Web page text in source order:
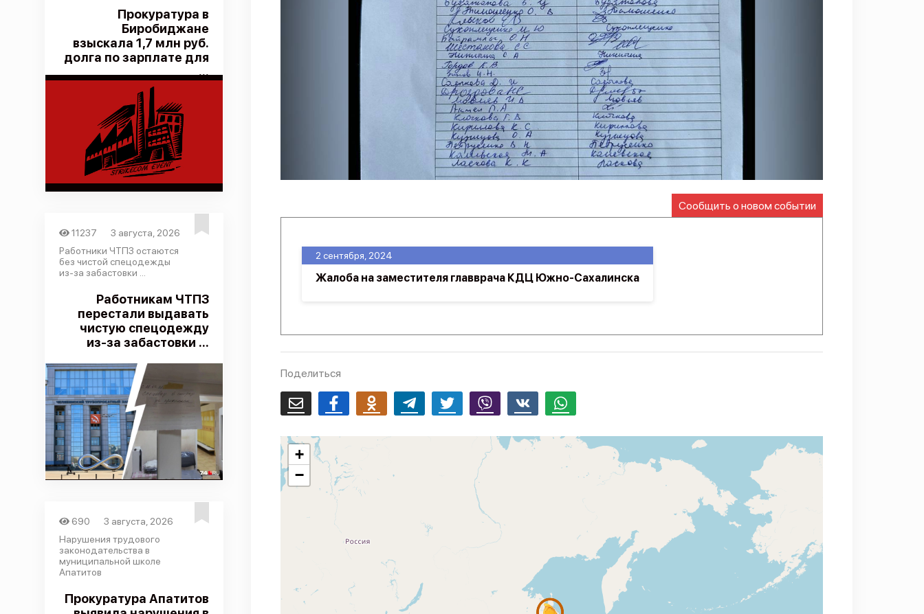
Прокуратура в
Биробиджане
взыскала 1,7 млн руб.
долга по зарплате для
...
11237
3 августа, 2026
Работники ЧТПЗ остаются
без чистой спецодежды
из-за забастовки ...
Работникам ЧТПЗ
перестали выдавать
чистую спецодежду
из-за забастовки ...
690
3 августа, 2026
Нарушения трудового
законодательства в
муниципальной школе
Апатитов
Прокуратура Апатитов
Сообщить о новом событии
2 сентября, 2024
Жалоба на заместителя главврача КДЦ Южно-Сахалинска
Поделиться
Email FacebookOdnoklassnikiTelegram Twitter Viber Whatsapp
+
−